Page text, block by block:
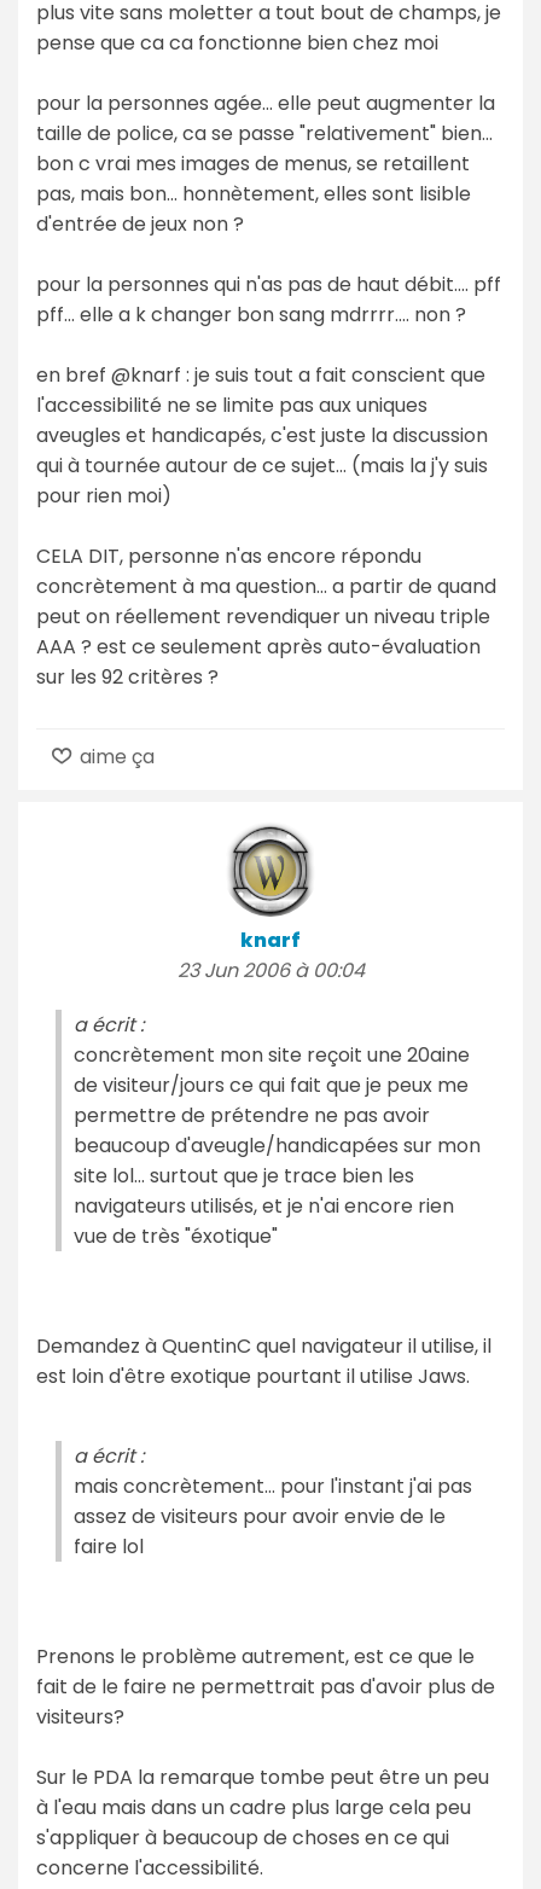
plus vite sans moletter a tout bout de champs, je
pense que ca ca fonctionne bien chez moi
pour la personnes agée... elle peut augmenter la
taille de police, ca se passe "relativement" bien...
bon c vrai mes images de menus, se retaillent
pas, mais bon... honnètement, elles sont lisible
d'entrée de jeux non ?
pour la personnes qui n'as pas de haut débit.... pff
pff... elle a k changer bon sang mdrrrr.... non ?
en bref @knarf : je suis tout a fait conscient que
l'accessibilité ne se limite pas aux uniques
aveugles et handicapés, c'est juste la discussion
qui à tournée autour de ce sujet... (mais la j'y suis
pour rien moi)
CELA DIT, personne n'as encore répondu
concrètement à ma question... a partir de quand
peut on réellement revendiquer un niveau triple
AAA ? est ce seulement après auto-évaluation
sur les 92 critères ?
aime ça
knarf
23 Jun 2006 à 00:04
a écrit :
concrètement mon site reçoit une 20aine
de visiteur/jours ce qui fait que je peux me
permettre de prétendre ne pas avoir
beaucoup d'aveugle/handicapées sur mon
site lol... surtout que je trace bien les
navigateurs utilisés, et je n'ai encore rien
vue de très "éxotique"
Demandez à QuentinC quel navigateur il utilise, il
est loin d'être exotique pourtant il utilise Jaws.
a écrit :
mais concrètement... pour l'instant j'ai pas
assez de visiteurs pour avoir envie de le
faire lol
Prenons le problème autrement, est ce que le
fait de le faire ne permettrait pas d'avoir plus de
visiteurs?
Sur le PDA la remarque tombe peut être un peu
à l'eau mais dans un cadre plus large cela peu
s'appliquer à beaucoup de choses en ce qui
concerne l'accessibilité.